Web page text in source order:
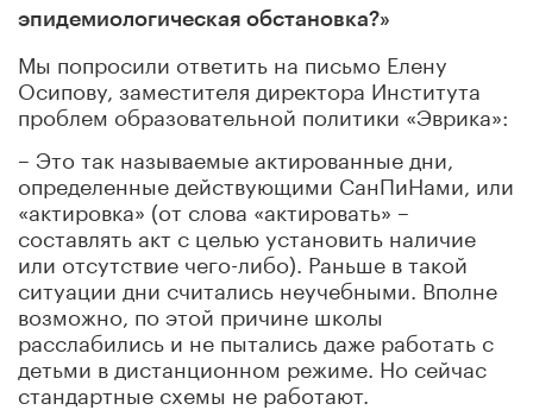
эпидемиологическая обстановка?»
Мы попросили ответить на письмо Елену
Осипову, заместителя директора Института
проблем образовательной политики «Эврика»:
– Это так называемые актированные дни,
определенные действующими СанПиНами, или
«актировка» (от слова «актировать» –
составлять акт с целью установить наличие
или отсутствие чего-либо). Раньше в такой
ситуации дни считались неучебными. Вполне
возможно, по этой причине школы
расслабились и не пытались даже работать с
детьми в дистанционном режиме. Но сейчас
стандартные схемы не работают.